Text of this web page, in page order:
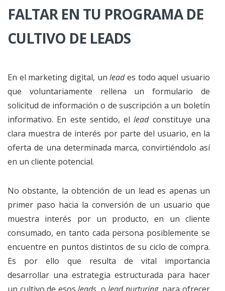
FALTAR EN TU PROGRAMA DE
CULTIVO DE LEADS
En el marketing digital, unleades todo aquel usuario
que voluntariamente rellena un formulario de
solicitud de información o de suscripción a un boletín
informativo. En este sentido, elleadconstituye una
clara muestra de interés por parte del usuario, en la
oferta de una determinada marca, convirtiéndolo así
en un cliente potencial.
No obstante, la obtención de un lead es apenas un
primer paso hacia la conversión de un usuario que
muestra interés por un producto, en un cliente
consumado, en tanto cada persona posiblemente se
encuentre en puntos distintos de su ciclo de compra.
Es por ello que resulta de vital importancia
desarrollar una estrategia estructurada para hacer